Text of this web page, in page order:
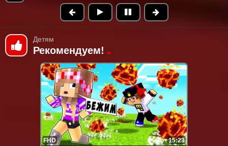
Детям
Рекомендуем!
FHD 15:23